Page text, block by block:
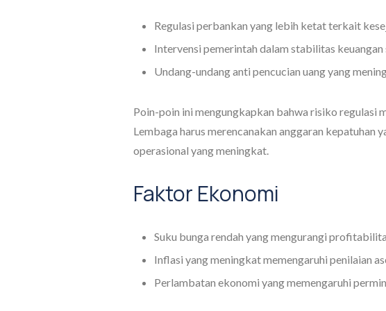
Regulasi perbankan yang lebih ketat terkait
Intervensi pemerintah dalam stabilitas keuangan
Undang-undang anti pencucian uang yang
Poin-poin ini mengungkapkan bahwa risiko regulasi
Lembaga harus merencanakan anggaran kepatuhan
operasional yang meningkat.
Faktor Ekonomi
Suku bunga rendah yang mengurangi
Inflasi yang meningkat memengaruhi penilaian
Perlambatan ekonomi yang memengaruhi